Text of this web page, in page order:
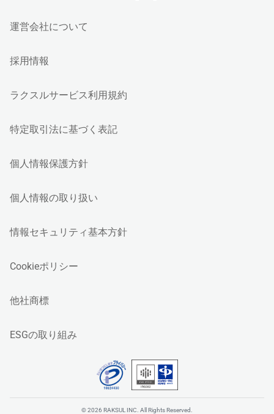
運営会社について
採用情報
ラクスルサービス利用規約
特定取引法に基づく表記
個人情報保護方針
個人情報の取り扱い
情報セキュリティ基本方針
Cookieポリシー
他社商標
ESGの取り組み
© 2026 RAKSUL INC. All Rights Reserved.